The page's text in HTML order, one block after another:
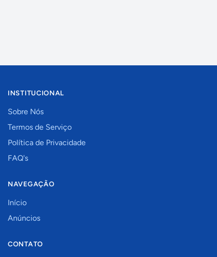
INSTITUCIONAL
Sobre Nós
Termos de Serviço
Política de Privacidade
FAQ's
NAVEGAÇÃO
Início
Anúncios
CONTATO